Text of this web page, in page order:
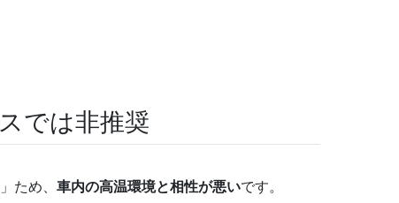
では非推奨
ため、 車内の高温環境と相性が悪いです。